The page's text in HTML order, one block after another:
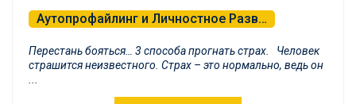
Аутопрофайлинг и Личностное Развитие
Перестань бояться… 3 способа прогнать страх. Человек
страшится неизвестного. Страх – это нормально, ведь он